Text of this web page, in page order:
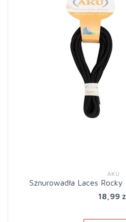
AKU
Sznurowadła Laces
18,99